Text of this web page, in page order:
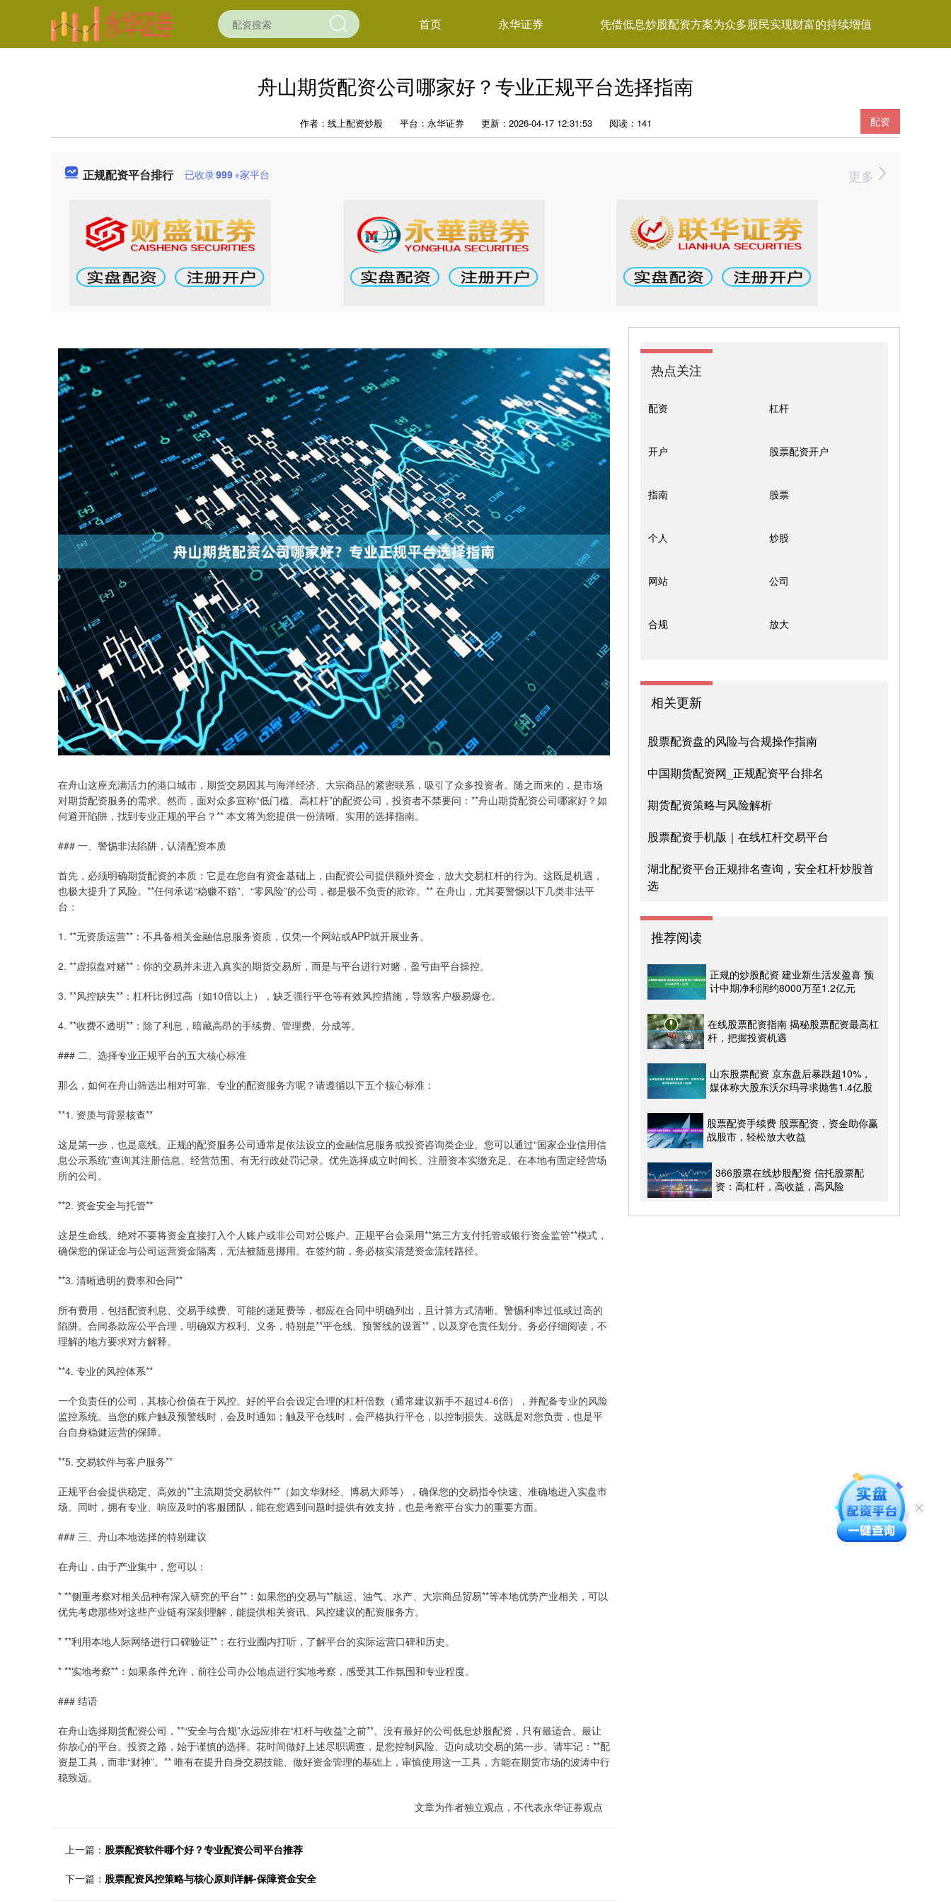
首页 永华证券 凭借低息炒股配资方案为众多股民实现财富的持续增值
舟山期货配资公司哪家好？专业正规平台选择指南
配资
作者：线上配资炒股 平台：永华证券 更新：2026-04-17 12:31:53 阅读：141
正规配资平台排行 已收录999+家平台 更多
在舟山这座充满活力的港口城市，期货交易因其与海洋经济、大宗商品的紧密联系，吸引了众多投资者。随之而来的，是市场
对期货配资服务的需求。然而，面对众多宣称“低门槛、高杠杆”的配资公司，投资者不禁要问：**舟山期货配资公司哪家好？如
何避开陷阱，找到专业正规的平台？** 本文将为您提供一份清晰、实用的选择指南。
### 一、警惕非法陷阱，认清配资本质
首先，必须明确期货配资的本质：它是在您自有资金基础上，由配资公司提供额外资金，放大交易杠杆的行为。这既是机遇，
也极大提升了风险。**任何承诺“稳赚不赔”、“零风险”的公司，都是极不负责的欺诈。** 在舟山，尤其要警惕以下几类非法平
台：
1. **无资质运营**：不具备相关金融信息服务资质，仅凭一个网站或APP就开展业务。
2. **虚拟盘对赌**：你的交易并未进入真实的期货交易所，而是与平台进行对赌，盈亏由平台操控。
3. **风控缺失**：杠杆比例过高（如10倍以上），缺乏强行平仓等有效风控措施，导致客户极易爆仓。
4. **收费不透明**：除了利息，暗藏高昂的手续费、管理费、分成等。
### 二、选择专业正规平台的五大核心标准
那么，如何在舟山筛选出相对可靠、专业的配资服务方呢？请遵循以下五个核心标准：
**1. 资质与背景核查**
这是第一步，也是底线。正规的配资服务公司通常是依法设立的金融信息服务或投资咨询类企业。您可以通过“国家企业信用信
息公示系统”查询其注册信息、经营范围、有无行政处罚记录。优先选择成立时间长、注册资本实缴充足、在本地有固定经营场
所的公司。
**2. 资金安全与托管**
这是生命线。绝对不要将资金直接打入个人账户或非公司对公账户。正规平台会采用**第三方支付托管或银行资金监管**模式，
确保您的保证金与公司运营资金隔离，无法被随意挪用。在签约前，务必核实清楚资金流转路径。
**3. 清晰透明的费率和合同**
所有费用，包括配资利息、交易手续费、可能的递延费等，都应在合同中明确列出，且计算方式清晰。警惕利率过低或过高的
陷阱。合同条款应公平合理，明确双方权利、义务，特别是**平仓线、预警线的设置**，以及穿仓责任划分。务必仔细阅读，不
理解的地方要求对方解释。
**4. 专业的风控体系**
一个负责任的公司，其核心价值在于风控。好的平台会设定合理的杠杆倍数（通常建议新手不超过4-6倍），并配备专业的风险
监控系统。当您的账户触及预警线时，会及时通知；触及平仓线时，会严格执行平仓，以控制损失。这既是对您负责，也是平
台自身稳健运营的保障。
**5. 交易软件与客户服务**
正规平台会提供稳定、高效的**主流期货交易软件**（如文华财经、博易大师等），确保您的交易指令快速、准确地进入实盘市
场。同时，拥有专业、响应及时的客服团队，能在您遇到问题时提供有效支持，也是考察平台实力的重要方面。
### 三、舟山本地选择的特别建议
在舟山，由于产业集中，您可以：
* **侧重考察对相关品种有深入研究的平台**：如果您的交易与**航运、油气、水产、大宗商品贸易**等本地优势产业相关，可以
优先考虑那些对这些产业链有深刻理解，能提供相关资讯、风控建议的配资服务方。
* **利用本地人际网络进行口碑验证**：在行业圈内打听，了解平台的实际运营口碑和历史。
* **实地考察**：如果条件允许，前往公司办公地点进行实地考察，感受其工作氛围和专业程度。
### 结语
在舟山选择期货配资公司，**“安全与合规”永远应排在“杠杆与收益”之前**。没有最好的公司低息炒股配资，只有最适合、最让
你放心的平台。投资之路，始于谨慎的选择。花时间做好上述尽职调查，是您控制风险、迈向成功交易的第一步。请牢记：**配
资是工具，而非“财神”。** 唯有在提升自身交易技能、做好资金管理的基础上，审慎使用这一工具，方能在期货市场的波涛中行
稳致远。
文章为作者独立观点，不代表永华证券观点
上一篇： 股票配资软件哪个好？专业配资公司平台推荐
下一篇： 股票配资风控策略与核心原则详解-保障资金安全
热点关注
配资 杠杆
开户 股票配资开户
指南 股票
个人 炒股
网站 公司
合规 放大
相关更新
股票配资盘的风险与合规操作指南
中国期货配资网_正规配资平台排名
期货配资策略与风险解析
股票配资手机版｜在线杠杆交易平台
湖北配资平台正规排名查询，安全杠杆炒股首
选
推荐阅读
正规的炒股配资 建业新生活发盈喜 预
计中期净利润约8000万至1.2亿元
在线股票配资指南 揭秘股票配资最高杠
杆，把握投资机遇
山东股票配资 京东盘后暴跌超10%，
媒体称大股东沃尔玛寻求抛售1.4亿股
股票配资手续费 股票配资，资金助你赢
战股市，轻松放大收益
366股票在线炒股配资 信托股票配
资：高杠杆，高收益，高风险